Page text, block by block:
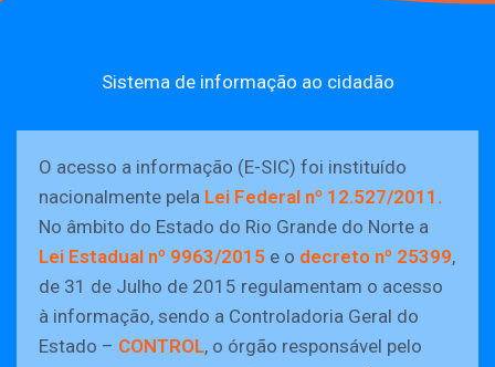
Sistema de informação ao cidadão
O acesso a informação (E-SIC) foi instituído
nacionalmente pela Lei Federal nº 12.527/2011.
No âmbito do Estado do Rio Grande do Norte a
Lei Estadual nº 9963/2015 e o decreto nº 25399,
de 31 de Julho de 2015 regulamentam o acesso
à informação, sendo a Controladoria Geral do
Estado – CONTROL, o órgão responsável pelo